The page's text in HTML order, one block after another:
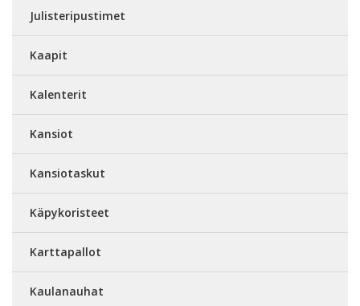
Julisteripustimet
Kaapit
Kalenterit
Kansiot
Kansiotaskut
Käpykoristeet
Karttapallot
Kaulanauhat